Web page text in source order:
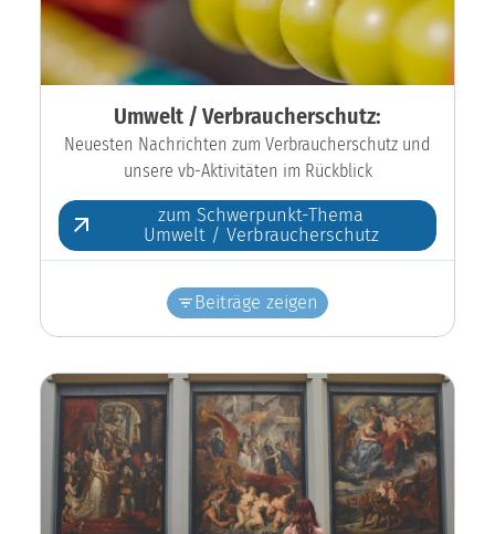
Umwelt / Verbraucherschutz:
Neuesten Nachrichten zum Verbraucherschutz und
unsere vb-Aktivitäten im Rückblick
zum Schwerpunkt-Thema
Umwelt / Verbraucherschutz
Beiträge zeigen